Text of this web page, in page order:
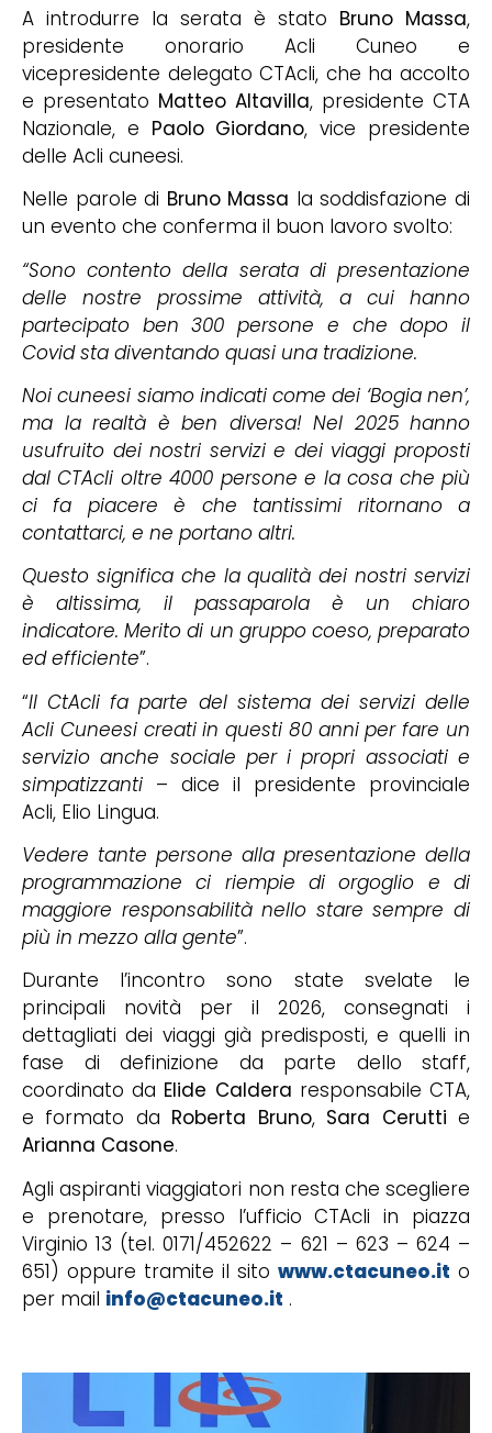
A introdurre la serata è stato Bruno Massa,
presidente onorario Acli Cuneo e
vicepresidente delegato CTAcli, che ha accolto
e presentato Matteo Altavilla, presidente CTA
Nazionale, e Paolo Giordano, vice presidente
delle Acli cuneesi.
Nelle parole di Bruno Massa la soddisfazione di
un evento che conferma il buon lavoro svolto:
“Sono contento della serata di presentazione
delle nostre prossime attività, a cui hanno
partecipato ben 300 persone e che dopo il
Covid sta diventando quasi una tradizione.
Noi cuneesi siamo indicati come dei ‘Bogia nen’,
ma la realtà è ben diversa! Nel 2025 hanno
usufruito dei nostri servizi e dei viaggi proposti
dal CTAcli oltre 4000 persone e la cosa che più
ci fa piacere è che tantissimi ritornano a
contattarci, e ne portano altri.
Questo significa che la qualità dei nostri servizi
è altissima, il passaparola è un chiaro
indicatore. Merito di un gruppo coeso, preparato
ed efficiente”.
“Il CtAcli fa parte del sistema dei servizi delle
Acli Cuneesi creati in questi 80 anni per fare un
servizio anche sociale per i propri associati e
simpatizzanti – dice il presidente provinciale
Acli, Elio Lingua.
Vedere tante persone alla presentazione della
programmazione ci riempie di orgoglio e di
maggiore responsabilità nello stare sempre di
più in mezzo alla gente”.
Durante l’incontro sono state svelate le
principali novità per il 2026, consegnati i
dettagliati dei viaggi già predisposti, e quelli in
fase di definizione da parte dello staff,
coordinato da Elide Caldera responsabile CTA,
e formato da Roberta Bruno, Sara Cerutti e
Arianna Casone.
Agli aspiranti viaggiatori non resta che scegliere
e prenotare, presso l’ufficio CTAcli in piazza
Virginio 13 (tel. 0171/452622 – 621 – 623 – 624 –
651) oppure tramite il sito www.ctacuneo.it o
per mail info@ctacuneo.it .